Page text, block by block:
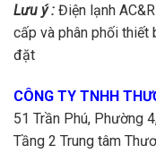
Lưu ý : Điện lạnh
cấp và phân phối thiết
đặt
CÔNG TY TNHH
51 Trần Phú, Phường
Tầng 2 Trung tâm